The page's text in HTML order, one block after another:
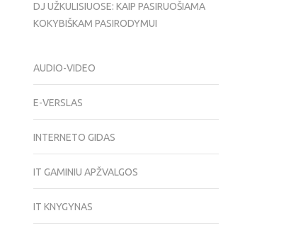
DJ UŽKULISIUOSE: KAIP PASIRUOŠIAMA
KOKYBIŠKAM PASIRODYMUI
AUDIO-VIDEO
E-VERSLAS
INTERNETO GIDAS
IT GAMINIU APŽVALGOS
IT KNYGYNAS